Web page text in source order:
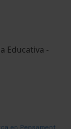
Educativa -